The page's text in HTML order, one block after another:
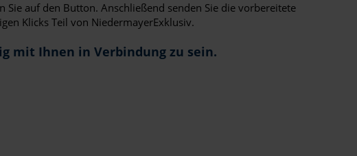
Sie auf den Button. Anschließend senden Sie die vorbereitete
Klicks Teil von NiedermayerExklusiv.
mit Ihnen in Verbindung zu sein.